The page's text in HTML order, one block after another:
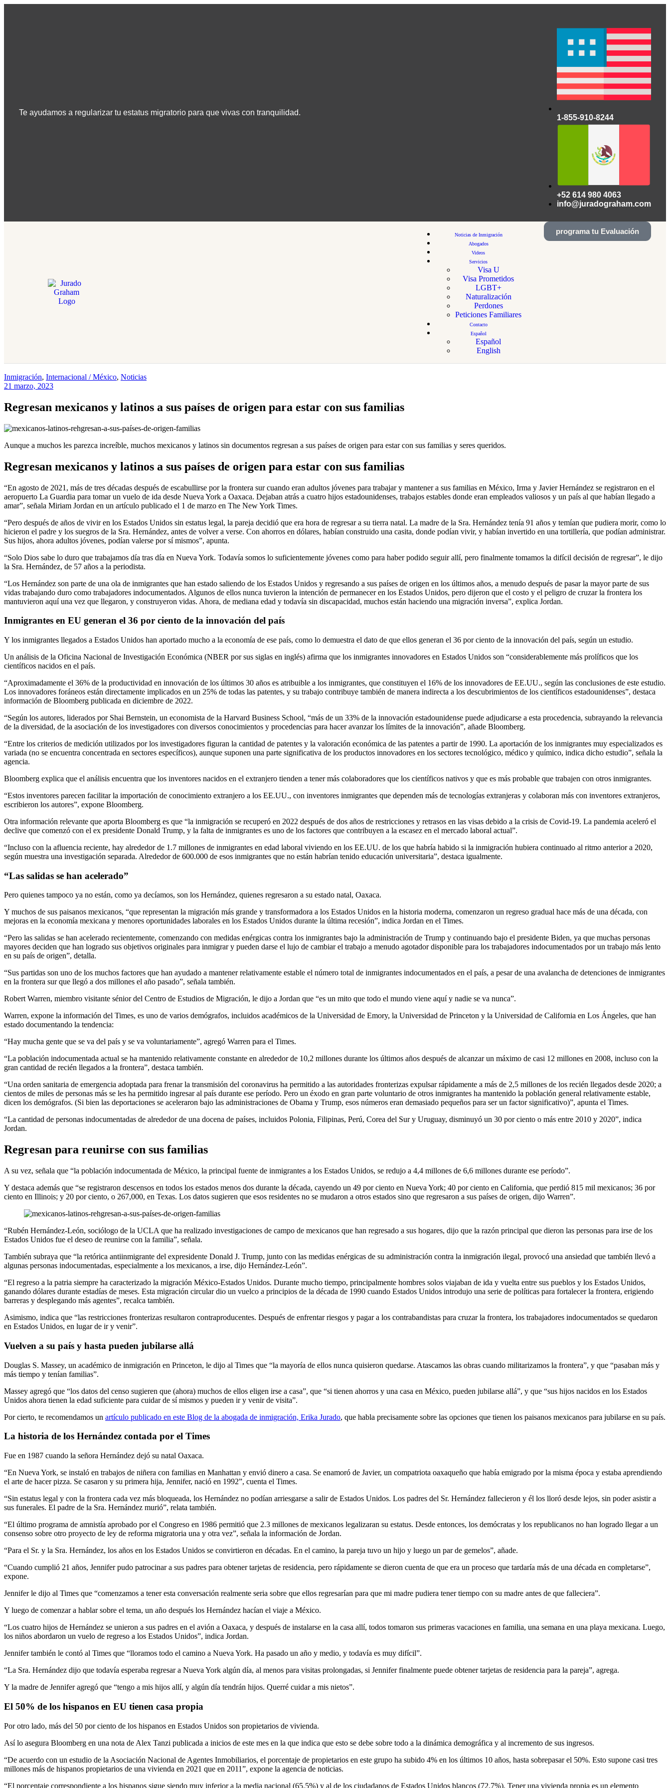
Te ayudamos a regularizar tu estatus migratorio para que vivas con tranquilidad.
1-855-910-8244
+52 614 980 4063
info@juradograham.com
Noticias de Inmigración
Abogados
Videos
Servicios
Visa U
Visa Prometidos
LGBT+
Naturalización
Perdones
Peticiones Familiares
Contacto
Español
Español
English
programa tu Evaluación
Inmigración, Internacional / México, Noticias
21 marzo, 2023
Regresan mexicanos y latinos a sus países de origen para estar con sus familias
Aunque a muchos les parezca increíble, muchos mexicanos y latinos sin documentos regresan a sus países de origen para estar con sus familias y seres queridos.
Regresan mexicanos y latinos a sus países de origen para estar con sus familias
“En agosto de 2021, más de tres décadas después de escabullirse por la frontera sur cuando eran adultos jóvenes para trabajar y mantener a sus familias en México, Irma y Javier Hernández se registraron en el
aeropuerto La Guardia para tomar un vuelo de ida desde Nueva York a Oaxaca. Dejaban atrás a cuatro hijos estadounidenses, trabajos estables donde eran empleados valiosos y un país al que habían llegado a
amar”, señala Miriam Jordan en un artículo publicado el 1 de marzo en The New York Times.
“Pero después de años de vivir en los Estados Unidos sin estatus legal, la pareja decidió que era hora de regresar a su tierra natal. La madre de la Sra. Hernández tenía 91 años y temían que pudiera morir, como lo
hicieron el padre y los suegros de la Sra. Hernández, antes de volver a verse. Con ahorros en dólares, habían construido una casita, donde podían vivir, y habían invertido en una tortillería, que podían administrar.
Sus hijos, ahora adultos jóvenes, podían valerse por sí mismos”, apunta.
“Solo Dios sabe lo duro que trabajamos día tras día en Nueva York. Todavía somos lo suficientemente jóvenes como para haber podido seguir allí, pero finalmente tomamos la difícil decisión de regresar”, le dijo
la Sra. Hernández, de 57 años a la periodista.
“Los Hernández son parte de una ola de inmigrantes que han estado saliendo de los Estados Unidos y regresando a sus países de origen en los últimos años, a menudo después de pasar la mayor parte de sus
vidas trabajando duro como trabajadores indocumentados. Algunos de ellos nunca tuvieron la intención de permanecer en los Estados Unidos, pero dijeron que el costo y el peligro de cruzar la frontera los
mantuvieron aquí una vez que llegaron, y construyeron vidas. Ahora, de mediana edad y todavía sin discapacidad, muchos están haciendo una migración inversa”, explica Jordan.
Inmigrantes en EU generan el 36 por ciento de la innovación del país
Y los inmigrantes llegados a Estados Unidos han aportado mucho a la economía de ese país, como lo demuestra el dato de que ellos generan el 36 por ciento de la innovación del país, según un estudio.
Un análisis de la Oficina Nacional de Investigación Económica (NBER por sus siglas en inglés) afirma que los inmigrantes innovadores en Estados Unidos son “considerablemente más prolíficos que los
científicos nacidos en el país.
“Aproximadamente el 36% de la productividad en innovación de los últimos 30 años es atribuible a los inmigrantes, que constituyen el 16% de los innovadores de EE.UU., según las conclusiones de este estudio.
Los innovadores foráneos están directamente implicados en un 25% de todas las patentes, y su trabajo contribuye también de manera indirecta a los descubrimientos de los científicos estadounidenses”, destaca
información de Bloomberg publicada en diciembre de 2022.
“Según los autores, liderados por Shai Bernstein, un economista de la Harvard Business School, “más de un 33% de la innovación estadounidense puede adjudicarse a esta procedencia, subrayando la relevancia
de la diversidad, de la asociación de los investigadores con diversos conocimientos y procedencias para hacer avanzar los límites de la innovación”, añade Bloomberg.
“Entre los criterios de medición utilizados por los investigadores figuran la cantidad de patentes y la valoración económica de las patentes a partir de 1990. La aportación de los inmigrantes muy especializados es
variada (no se encuentra concentrada en sectores específicos), aunque suponen una parte significativa de los productos innovadores en los sectores tecnológico, médico y químico, indica dicho estudio”, señala la
agencia.
Bloomberg explica que el análisis encuentra que los inventores nacidos en el extranjero tienden a tener más colaboradores que los científicos nativos y que es más probable que trabajen con otros inmigrantes.
“Estos inventores parecen facilitar la importación de conocimiento extranjero a los EE.UU., con inventores inmigrantes que dependen más de tecnologías extranjeras y colaboran más con inventores extranjeros,
escribieron los autores”, expone Bloomberg.
Otra información relevante que aporta Bloomberg es que “la inmigración se recuperó en 2022 después de dos años de restricciones y retrasos en las visas debido a la crisis de Covid-19. La pandemia aceleró el
declive que comenzó con el ex presidente Donald Trump, y la falta de inmigrantes es uno de los factores que contribuyen a la escasez en el mercado laboral actual”.
“Incluso con la afluencia reciente, hay alrededor de 1.7 millones de inmigrantes en edad laboral viviendo en los EE.UU. de los que habría habido si la inmigración hubiera continuado al ritmo anterior a 2020,
según muestra una investigación separada. Alrededor de 600.000 de esos inmigrantes que no están habrían tenido educación universitaria”, destaca igualmente.
“Las salidas se han acelerado”
Pero quienes tampoco ya no están, como ya decíamos, son los Hernández, quienes regresaron a su estado natal, Oaxaca.
Y muchos de sus paisanos mexicanos, “que representan la migración más grande y transformadora a los Estados Unidos en la historia moderna, comenzaron un regreso gradual hace más de una década, con
mejoras en la economía mexicana y menores oportunidades laborales en los Estados Unidos durante la última recesión”, indica Jordan en el Times.
“Pero las salidas se han acelerado recientemente, comenzando con medidas enérgicas contra los inmigrantes bajo la administración de Trump y continuando bajo el presidente Biden, ya que muchas personas
mayores deciden que han logrado sus objetivos originales para inmigrar y pueden darse el lujo de cambiar el trabajo a menudo agotador disponible para los trabajadores indocumentados por un trabajo más lento
en su país de origen”, detalla.
“Sus partidas son uno de los muchos factores que han ayudado a mantener relativamente estable el número total de inmigrantes indocumentados en el país, a pesar de una avalancha de detenciones de inmigrantes
en la frontera sur que llegó a dos millones el año pasado”, señala también.
Robert Warren, miembro visitante sénior del Centro de Estudios de Migración, le dijo a Jordan que “es un mito que todo el mundo viene aquí y nadie se va nunca”.
Warren, expone la información del Times, es uno de varios demógrafos, incluidos académicos de la Universidad de Emory, la Universidad de Princeton y la Universidad de California en Los Ángeles, que han
estado documentando la tendencia:
“Hay mucha gente que se va del país y se va voluntariamente”, agregó Warren para el Times.
“La población indocumentada actual se ha mantenido relativamente constante en alrededor de 10,2 millones durante los últimos años después de alcanzar un máximo de casi 12 millones en 2008, incluso con la
gran cantidad de recién llegados a la frontera”, destaca también.
“Una orden sanitaria de emergencia adoptada para frenar la transmisión del coronavirus ha permitido a las autoridades fronterizas expulsar rápidamente a más de 2,5 millones de los recién llegados desde 2020; a
cientos de miles de personas más se les ha permitido ingresar al país durante ese período. Pero un éxodo en gran parte voluntario de otros inmigrantes ha mantenido la población general relativamente estable,
dicen los demógrafos. (Si bien las deportaciones se aceleraron bajo las administraciones de Obama y Trump, esos números eran demasiado pequeños para ser un factor significativo)”, apunta el Times.
“La cantidad de personas indocumentadas de alrededor de una docena de países, incluidos Polonia, Filipinas, Perú, Corea del Sur y Uruguay, disminuyó un 30 por ciento o más entre 2010 y 2020”, indica
Jordan.
Regresan para reunirse con sus familias
A su vez, señala que “la población indocumentada de México, la principal fuente de inmigrantes a los Estados Unidos, se redujo a 4,4 millones de 6,6 millones durante ese período”.
Y destaca además que “se registraron descensos en todos los estados menos dos durante la década, cayendo un 49 por ciento en Nueva York; 40 por ciento en California, que perdió 815 mil mexicanos; 36 por
ciento en Illinois; y 20 por ciento, o 267,000, en Texas. Los datos sugieren que esos residentes no se mudaron a otros estados sino que regresaron a sus países de origen, dijo Warren”.
“Rubén Hernández-León, sociólogo de la UCLA que ha realizado investigaciones de campo de mexicanos que han regresado a sus hogares, dijo que la razón principal que dieron las personas para irse de los
Estados Unidos fue el deseo de reunirse con la familia”, señala.
También subraya que “la retórica antiinmigrante del expresidente Donald J. Trump, junto con las medidas enérgicas de su administración contra la inmigración ilegal, provocó una ansiedad que también llevó a
algunas personas indocumentadas, especialmente a los mexicanos, a irse, dijo Hernández-León”.
“El regreso a la patria siempre ha caracterizado la migración México-Estados Unidos. Durante mucho tiempo, principalmente hombres solos viajaban de ida y vuelta entre sus pueblos y los Estados Unidos,
ganando dólares durante estadías de meses. Esta migración circular dio un vuelco a principios de la década de 1990 cuando Estados Unidos introdujo una serie de políticas para fortalecer la frontera, erigiendo
barreras y desplegando más agentes”, recalca también.
Asimismo, indica que “las restricciones fronterizas resultaron contraproducentes. Después de enfrentar riesgos y pagar a los contrabandistas para cruzar la frontera, los trabajadores indocumentados se quedaron
en Estados Unidos, en lugar de ir y venir”.
Vuelven a su país y hasta pueden jubilarse allá
Douglas S. Massey, un académico de inmigración en Princeton, le dijo al Times que “la mayoría de ellos nunca quisieron quedarse. Atascamos las obras cuando militarizamos la frontera”, y que “pasaban más y
más tiempo y tenían familias”.
Massey agregó que “los datos del censo sugieren que (ahora) muchos de ellos eligen irse a casa”, que “si tienen ahorros y una casa en México, pueden jubilarse allá”, y que “sus hijos nacidos en los Estados
Unidos ahora tienen la edad suficiente para cuidar de sí mismos y pueden ir y venir de visita”.
Por cierto, te recomendamos un artículo publicado en este Blog de la abogada de inmigración, Erika Jurado, que habla precisamente sobre las opciones que tienen los paisanos mexicanos para jubilarse en su país.
La historia de los Hernández contada por el Times
Fue en 1987 cuando la señora Hernández dejó su natal Oaxaca.
“En Nueva York, se instaló en trabajos de niñera con familias en Manhattan y envió dinero a casa. Se enamoró de Javier, un compatriota oaxaqueño que había emigrado por la misma época y estaba aprendiendo
el arte de hacer pizza. Se casaron y su primera hija, Jennifer, nació en 1992”, cuenta el Times.
“Sin estatus legal y con la frontera cada vez más bloqueada, los Hernández no podían arriesgarse a salir de Estados Unidos. Los padres del Sr. Hernández fallecieron y él los lloró desde lejos, sin poder asistir a
sus funerales. El padre de la Sra. Hernández murió”, relata también.
“El último programa de amnistía aprobado por el Congreso en 1986 permitió que 2.3 millones de mexicanos legalizaran su estatus. Desde entonces, los demócratas y los republicanos no han logrado llegar a un
consenso sobre otro proyecto de ley de reforma migratoria una y otra vez”, señala la información de Jordan.
“Para el Sr. y la Sra. Hernández, los años en los Estados Unidos se convirtieron en décadas. En el camino, la pareja tuvo un hijo y luego un par de gemelos”, añade.
“Cuando cumplió 21 años, Jennifer pudo patrocinar a sus padres para obtener tarjetas de residencia, pero rápidamente se dieron cuenta de que era un proceso que tardaría más de una década en completarse”,
expone.
Jennifer le dijo al Times que “comenzamos a tener esta conversación realmente seria sobre que ellos regresarían para que mi madre pudiera tener tiempo con su madre antes de que falleciera”.
Y luego de comenzar a hablar sobre el tema, un año después los Hernández hacían el viaje a México.
“Los cuatro hijos de Hernández se unieron a sus padres en el avión a Oaxaca, y después de instalarse en la casa allí, todos tomaron sus primeras vacaciones en familia, una semana en una playa mexicana. Luego,
los niños abordaron un vuelo de regreso a los Estados Unidos”, indica Jordan.
Jennifer también le contó al Times que “lloramos todo el camino a Nueva York. Ha pasado un año y medio, y todavía es muy difícil”.
“La Sra. Hernández dijo que todavía esperaba regresar a Nueva York algún día, al menos para visitas prolongadas, si Jennifer finalmente puede obtener tarjetas de residencia para la pareja”, agrega.
Y la madre de Jennifer agregó que “tengo a mis hijos allí, y algún día tendrán hijos. Querré cuidar a mis nietos”.
El 50% de los hispanos en EU tienen casa propia
Por otro lado, más del 50 por ciento de los hispanos en Estados Unidos son propietarios de vivienda.
Así lo asegura Bloomberg en una nota de Alex Tanzi publicada a inicios de este mes en la que indica que esto se debe sobre todo a la dinámica demográfica y al incremento de sus ingresos.
“De acuerdo con un estudio de la Asociación Nacional de Agentes Inmobiliarios, el porcentaje de propietarios en este grupo ha subido 4% en los últimos 10 años, hasta sobrepasar el 50%. Esto supone casi tres
millones más de hispanos propietarios de una vivienda en 2021 que en 2011”, expone la agencia de noticias.
“El porcentaje correspondiente a los hispanos sigue siendo muy inferior a la media nacional (65.5%) y al de los ciudadanos de Estados Unidos blancos (72.7%). Tener una vivienda propia es un elemento